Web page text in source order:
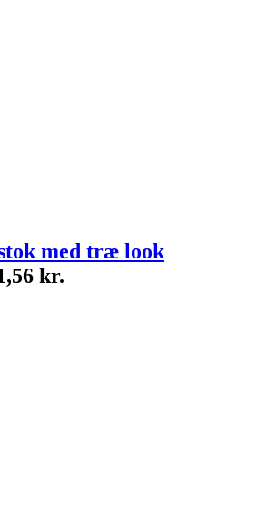
med træ look
kr.